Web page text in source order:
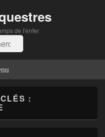
de l'enfer
:
: